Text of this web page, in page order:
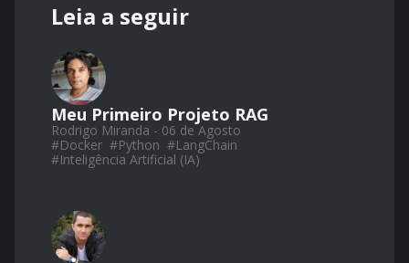
Leia a seguir
Meu Primeiro Projeto RAG
Rodrigo Miranda - 06 de Agosto
#Docker #Python #LangChain
#Inteligência Artificial (IA)